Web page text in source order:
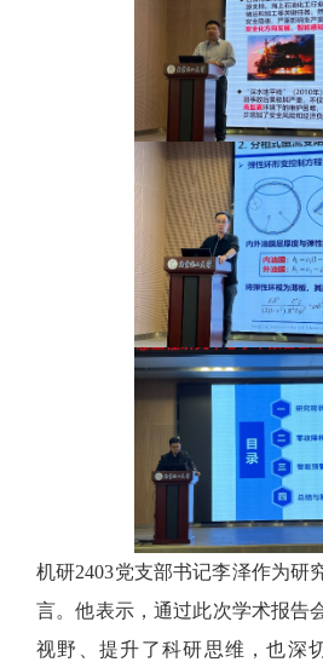
机研2403党支部书记李泽作为研
言。他表示，通过此次学术报告
视野、提升了科研思维，也深